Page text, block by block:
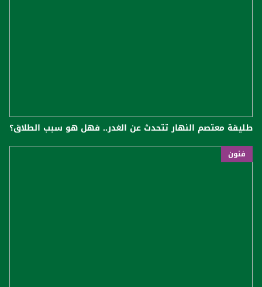
طليقة معتصم النهار تتحدث عن الغدر.. فهل هو سبب الطلاق؟
فنون